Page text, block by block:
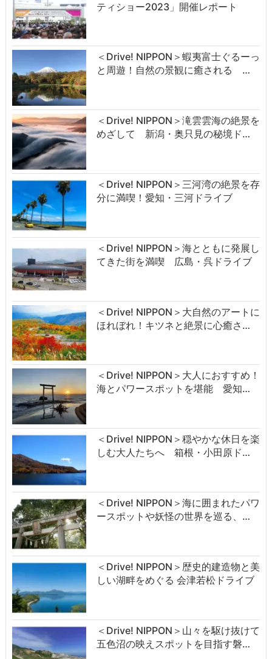
ティショー2023」開催レポート
＜Drive! NIPPON＞蝦夷富士ぐるーっ
と周遊！自然の景観に癒される …
＜Drive! NIPPON＞滝雲雲海の絶景を
めざして 新潟・奥只見の秘境ド…
＜Drive! NIPPON＞三河湾の絶景を存
分に満喫！愛知・三河ドライブ
＜Drive! NIPPON＞海とともに発展し
てきた街を満喫 広島・呉ドライブ
＜Drive! NIPPON＞大自然のアートに
ほれぼれ！キツネと絶景に心癒さ…
＜Drive! NIPPON＞大人におすすめ！
海とパワースポットを堪能 愛知…
＜Drive! NIPPON＞穏やかな休日を楽
しむ大人たちへ 箱根・小田原ド…
＜Drive! NIPPON＞海に囲まれたパワ
ースポットや妖怪の世界を巡る、…
＜Drive! NIPPON＞歴史的建造物と美
しい湖畔をめぐる 会津若松ドライブ
＜Drive! NIPPON＞山々を駆け抜けて
五色沼の映えスポットを目指す磐…